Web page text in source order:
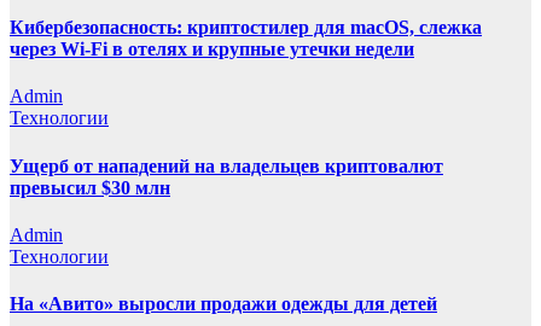
Кибербезопасность: криптостилер для macOS, слежка
через Wi-Fi в отелях и крупные утечки недели
Admin
Технологии
Ущерб от нападений на владельцев криптовалют
превысил $30 млн
Admin
Технологии
На «Авито» выросли продажи одежды для детей